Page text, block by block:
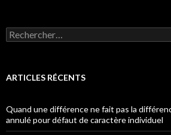
Rechercher :
ARTICLES RÉCENTS
Quand une différence ne fait pas la
annulé pour défaut de caractère individuel